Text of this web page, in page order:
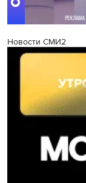
Новости СМИ2